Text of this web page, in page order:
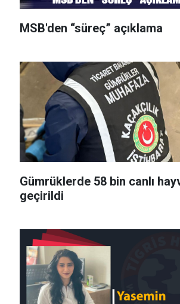
MSB'den “süreç” açıklama
Gümrüklerde 58 bin canlı
geçirildi